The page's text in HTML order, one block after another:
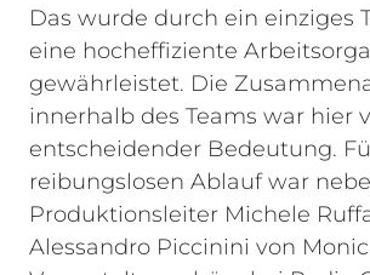
Das wurde durch ein einziges
eine hocheffiziente
gewährleistet. Die
innerhalb des Teams war hier
entscheidender Bedeutung.
reibungslosen Ablauf war
Produktionsleiter Michele
Alessandro Piccinini von